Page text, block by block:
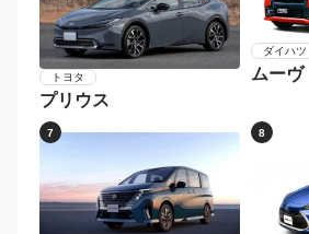
トヨタ
プリウス
ダイハツ
ムーヴ
7 8